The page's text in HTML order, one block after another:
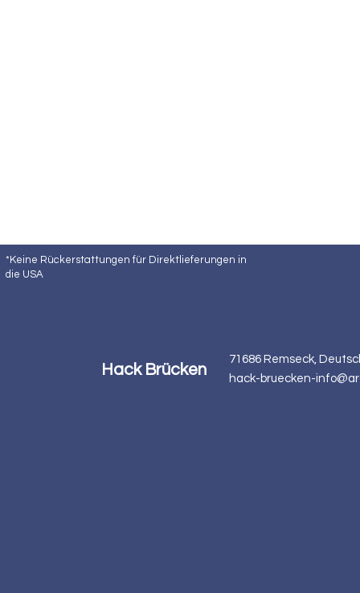
*Keine Rückerstattungen für Direktlieferungen in
die USA
Hack Brücken
71686 Remseck,
hack-bruecken-